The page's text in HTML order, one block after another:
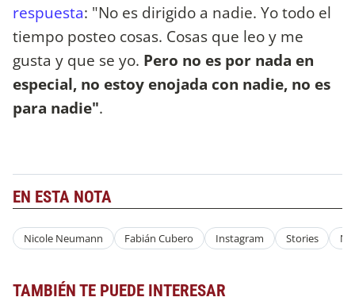
respuesta: "No es dirigido a nadie. Yo todo el
tiempo posteo cosas. Cosas que leo y me
gusta y que se yo. Pero no es por nada en
especial, no estoy enojada con nadie, no es
para nadie".
EN ESTA NOTA
Nicole Neumann Fabián Cubero Instagram Stories
TAMBIÉN TE PUEDE INTERESAR